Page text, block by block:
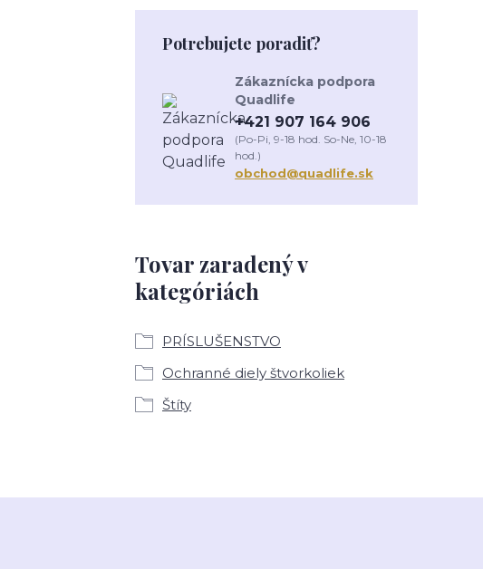
Tovar zaradený v
kategóriách
PRÍSLUŠENSTVO
Ochranné diely štvorkoliek
Štíty
Potrebujete poradiť?
Zákaznícka podpora
Quadlife
+421 907 164 906
(Po-Pi, 9-18 hod. So-Ne, 10-18
hod.)
obchod@quadlife.sk